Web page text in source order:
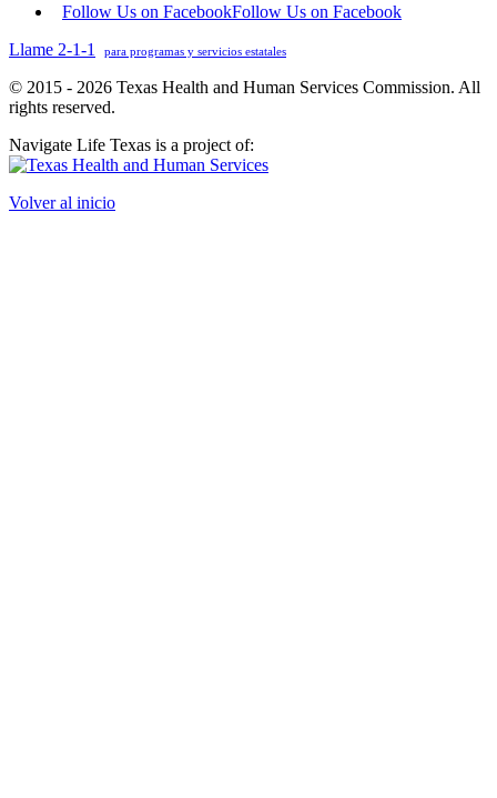
Follow Us on FacebookFollow Us on Facebook
Llame 2-1-1
para programas y servicios estatales
© 2015 - 2026 Texas Health and Human Services Commission. All
rights reserved.
Navigate Life Texas is a project of:
Volver al inicio